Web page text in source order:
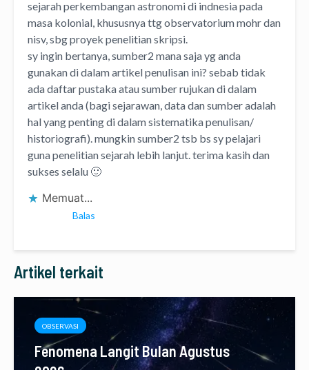
sejarah perkembangan astronomi di indnesia pada
masa kolonial, khususnya ttg observatorium mohr dan
nisv, sbg proyek penelitian skripsi.
sy ingin bertanya, sumber2 mana saja yg anda
gunakan di dalam artikel penulisan ini? sebab tidak
ada daftar pustaka atau sumber rujukan di dalam
artikel anda (bagi sejarawan, data dan sumber adalah
hal yang penting di dalam sistematika penulisan/
historiografi). mungkin sumber2 tsb bs sy pelajari
guna penelitian sejarah lebih lanjut. terima kasih dan
sukses selalu 🙂
Memuat...
Balas
Artikel terkait
OBSERVASI
Fenomena Langit Bulan Agustus